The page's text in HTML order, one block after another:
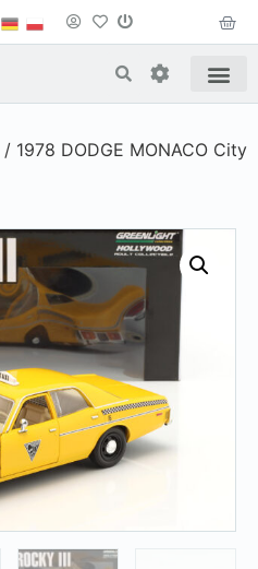
/ 1978 DODGE MONACO City